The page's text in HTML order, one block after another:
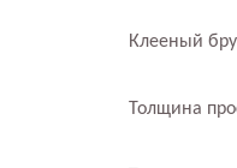
Клееный
Толщина